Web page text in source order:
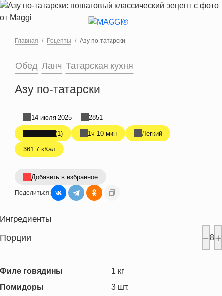
Перейти к основному содержанию
Главная Рецепты Азу по-татарски
Обед Ланч Татарская кухня
Азу по-татарски
(1) 1ч 10 мин Легкий
361.7 кКал
14 июля 2025 2851
Добавить в избранное
Поделиться:
Ингредиенты
Порции 8
Филе говядины 1 кг
Помидоры
3 шт.